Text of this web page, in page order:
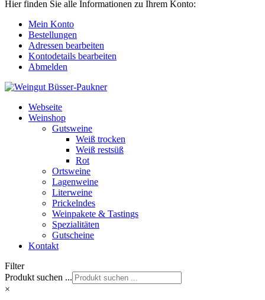
Hier finden Sie alle Informationen zu Ihrem Konto:
Mein Konto
Bestellungen
Adressen bearbeiten
Kontodetails bearbeiten
Abmelden
Webseite
Weinshop
Gutsweine
Weiß trocken
Weiß restsüß
Rot
Ortsweine
Lagenweine
Literweine
Prickelndes
Weinpakete & Tastings
Spezialitäten
Gutscheine
Kontakt
Filter
Produkt suchen ...
×